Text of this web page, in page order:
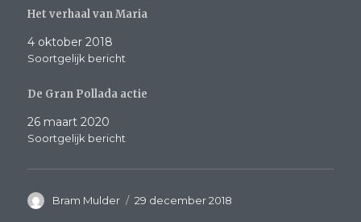
Het verhaal van Maria
4 oktober 2018
Soortgelijk bericht
De Gran Pollada actie
26 maart 2020
Soortgelijk bericht
Auteur
Bram Mulder
Geplaatst
29 december 2018